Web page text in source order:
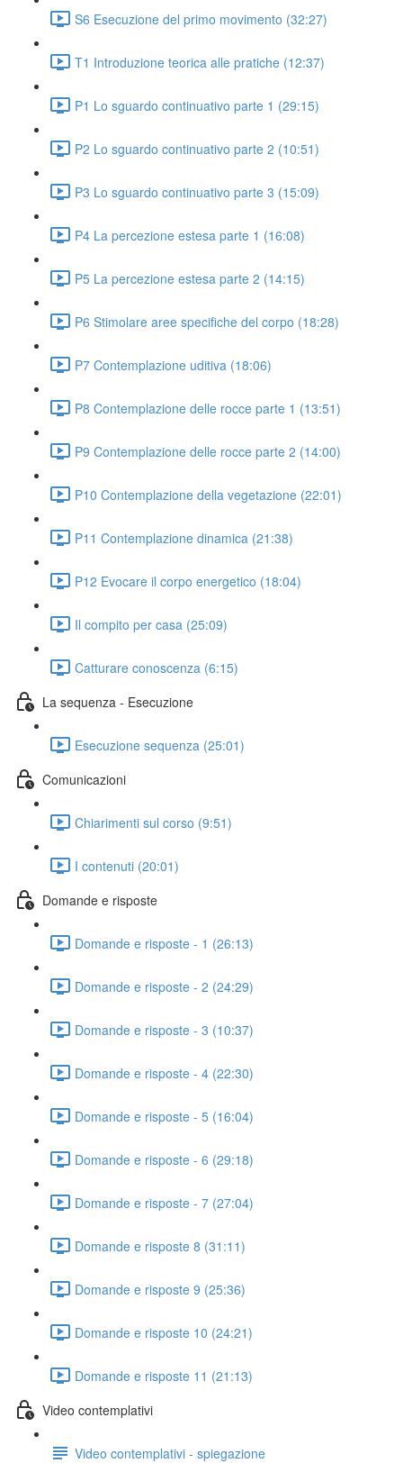
S6 Esecuzione del primo movimento (32:27)
T1 Introduzione teorica alle pratiche (12:37)
P1 Lo sguardo continuativo parte 1 (29:15)
P2 Lo sguardo continuativo parte 2 (10:51)
P3 Lo sguardo continuativo parte 3 (15:09)
P4 La percezione estesa parte 1 (16:08)
P5 La percezione estesa parte 2 (14:15)
P6 Stimolare aree specifiche del corpo (18:28)
P7 Contemplazione uditiva (18:06)
P8 Contemplazione delle rocce parte 1 (13:51)
P9 Contemplazione delle rocce parte 2 (14:00)
P10 Contemplazione della vegetazione (22:01)
P11 Contemplazione dinamica (21:38)
P12 Evocare il corpo energetico (18:04)
Il compito per casa (25:09)
Catturare conoscenza (6:15)
La sequenza - Esecuzione
Esecuzione sequenza (25:01)
Comunicazioni
Chiarimenti sul corso (9:51)
I contenuti (20:01)
Domande e risposte
Domande e risposte - 1 (26:13)
Domande e risposte - 2 (24:29)
Domande e risposte - 3 (10:37)
Domande e risposte - 4 (22:30)
Domande e risposte - 5 (16:04)
Domande e risposte - 6 (29:18)
Domande e risposte - 7 (27:04)
Domande e risposte 8 (31:11)
Domande e risposte 9 (25:36)
Domande e risposte 10 (24:21)
Domande e risposte 11 (21:13)
Video contemplativi
Video contemplativi - spiegazione